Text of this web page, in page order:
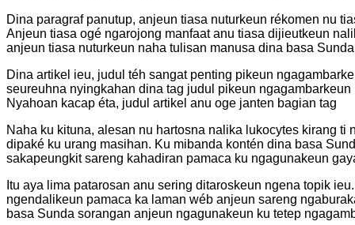
Dina paragraf panutup, anjeun tiasa nuturkeun rékomen nu
Anjeun tiasa ogé ngarojong manfaat anu tiasa dijieutkeun
anjeun tiasa nuturkeun naha tulisan manusa dina basa
Dina artikel ieu, judul téh sangat penting pikeun
seureuhna nyingkahan dina tag judul pikeun
Nyahoan kacap éta, judul artikel anu oge janten bagian tag
Naha ku kituna, alesan nu hartosna nalika lukocytes kirang
dipaké ku urang masihan. Ku mibanda kontén dina basa
sakapeungkit sareng kahadiran pamaca ku ngagunakeun
Itu aya lima patarosan anu sering ditaroskeun ngena topik
ngendalikeun pamaca ka laman wéb anjeun sareng
basa Sunda sorangan anjeun ngagunakeun ku tetep